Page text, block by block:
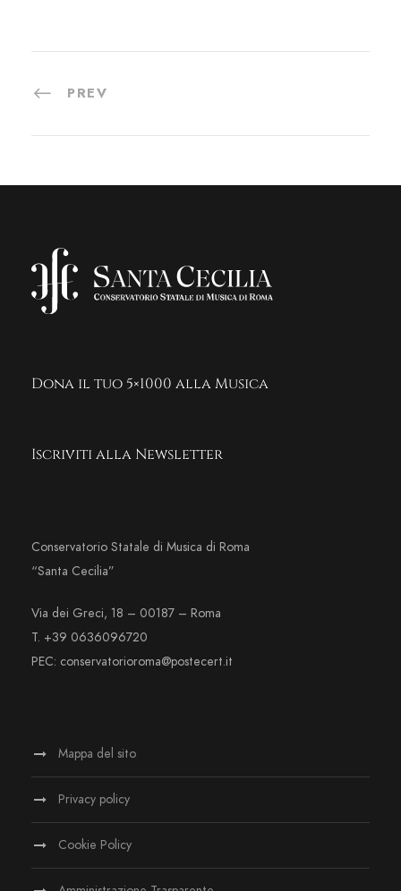
PREV
Dona il tuo 5×1000 alla Musica
Iscriviti alla Newsletter
Conservatorio Statale di Musica di Roma
“Santa Cecilia”
Via dei Greci, 18 – 00187 – Roma
T. +39 0636096720
PEC: conservatorioroma@postecert.it
Mappa del sito
Privacy policy
Cookie Policy